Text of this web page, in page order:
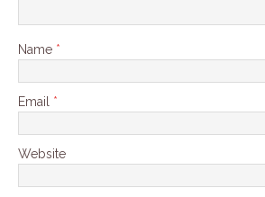
Name *
Email *
Website